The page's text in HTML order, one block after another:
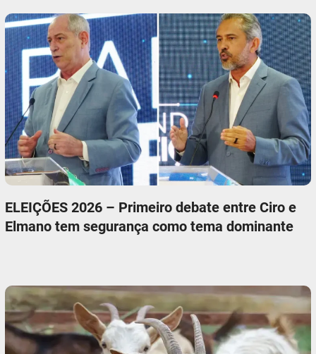
ELEIÇÕES 2026 – Primeiro debate entre Ciro e
Elmano tem segurança como tema dominante